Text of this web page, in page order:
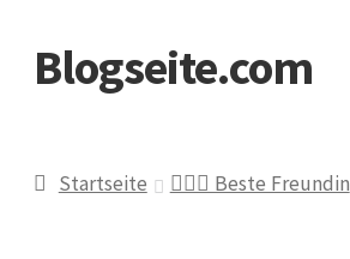
Zur
Navigation
Zum
Blogseite.com
Startseite 👱🏻‍♀️ Beste Freundin